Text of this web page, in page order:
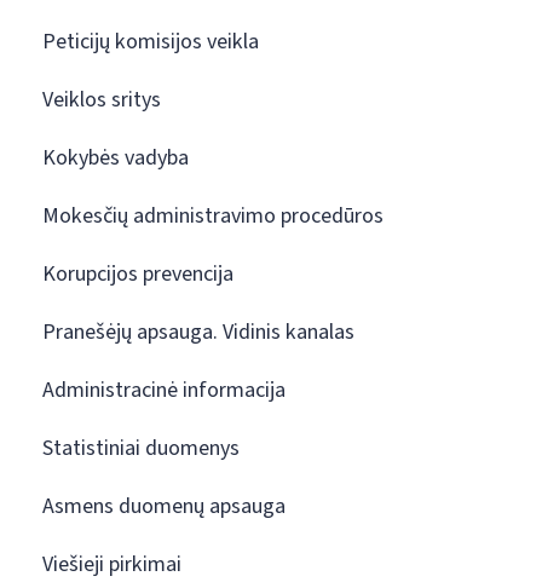
Peticijų komisijos veikla
Veiklos sritys
Kokybės vadyba
Mokesčių administravimo procedūros
Korupcijos prevencija
Pranešėjų apsauga. Vidinis kanalas
Administracinė informacija
Statistiniai duomenys
Asmens duomenų apsauga
Viešieji pirkimai